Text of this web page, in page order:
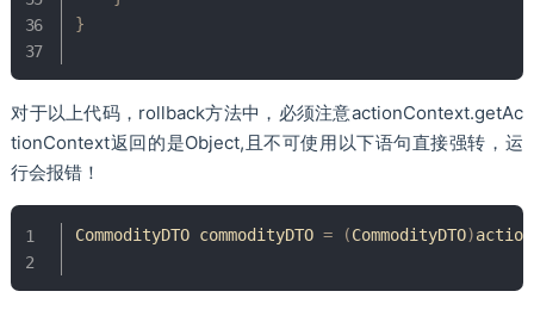
}
对于以上代码，rollback方法中，必须注意actionContext.getAc
tionContext返回的是Object,且不可使用以下语句直接强转，运
行会报错！
CommodityDTO commodityDTO = (CommodityDTO)